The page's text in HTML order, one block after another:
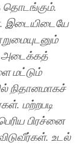
தொடங்கும்.
இடையிடையே
அடைக்கத்
மட்டும்
நிதானமாகச்
மற்றபடி
பிரச்னை
உடல்